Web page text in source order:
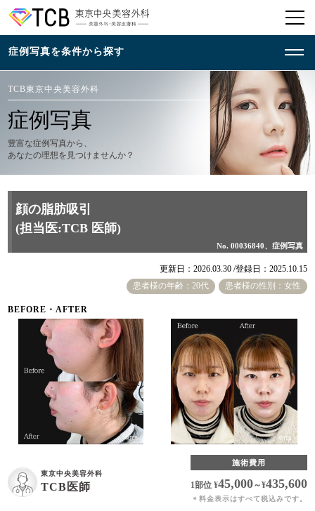
TCB東京中央美容外科
症例写真
豊富な症例写真から、
あなたの理想を見つけませんか？
顔の脂肪吸引
(担当医:TCB 医師)
No. 00036840、症例写真
患者様の年齢：20代 患者様の性別：女性
更新日：2026.03.30 /登録日：2025.10.15
BEFORE・AFTER
東京中央美容外科
TCB医師
施術費用
1部位 ¥45,000～¥435,600
＊ 料金表示はすべて税込みです。